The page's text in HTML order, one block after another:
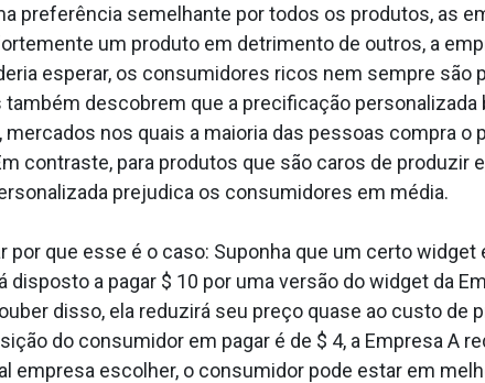
preferência semelhante por todos os produtos, as
um produto em detrimento de outros, a
esperar, os consumidores ricos nem sempre
descobrem que a precificação
nos quais a maioria das pessoas compra
contraste, para produtos que são caros de produzir
prejudica os consumidores em média.
por que esse é o caso: Suponha que um certo
a pagar $ 10 por uma versão do widget da
disso, ela reduzirá seu preço quase ao custo de
do consumidor em pagar é de $ 4, a Empresa A
empresa escolher, o consumidor pode estar em